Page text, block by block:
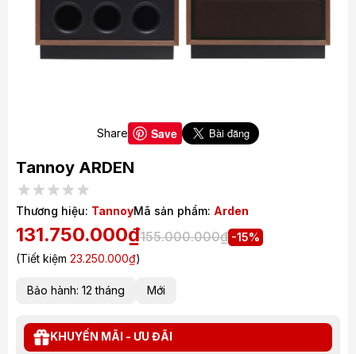
Share Save
Tannoy ARDEN
Thương hiệu: TannoyMã sản phẩm: Arden
131.750.000₫155.000.000₫ -15%
(Tiết kiệm 23.250.000₫)
Bảo hành: 12 tháng Mới
KHUYẾN MÃI - ƯU ĐÃI